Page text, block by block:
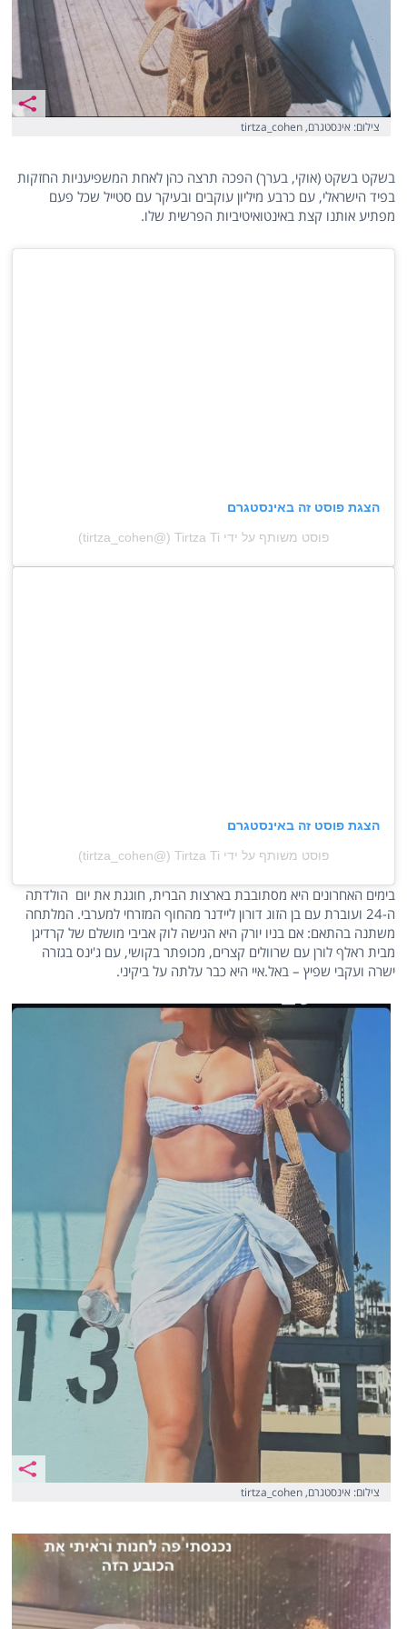
צילום: אינסטגרם, tirtza_cohen
בשקט בשקט (אוקי, בערך) הפכה תרצה כהן לאחת המשפיעניות החזקות
בפיד הישראלי, עם כרבע מיליון עוקבים ובעיקר עם סטייל שכל פעם
מפתיע אותנו קצת באינטואיטיביות הפרשית שלו.
הצגת פוסט זה באינסטגרם
פוסט משותף על ידי ‏‎Tirtza Ti‎‏ (@‏‎tirtza_cohen‎‏)
הצגת פוסט זה באינסטגרם
פוסט משותף על ידי ‏‎Tirtza Ti‎‏ (@‏‎tirtza_cohen‎‏)
בימים האחרונים היא מסתובבת בארצות הברית, חוגגת את יום הולדתה
ה-24 ועוברת עם בן הזוג דורון ליידנר מהחוף המזרחי למערבי. המלתחה
משתנה בהתאם: אם בניו יורק היא הגישה לוק אביבי מושלם של קרדיגן
מבית ראלף לורן עם שרוולים קצרים, מכופתר בקושי, עם ג'ינס בגזרה
ישרה ועקבי שפיץ – באל.איי היא כבר עלתה על ביקיני.
צילום: אינסטגרם, tirtza_cohen